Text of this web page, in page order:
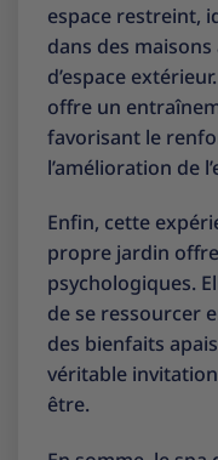
espace restreint,
dans des
d’espace
offre un
favorisant le
l’amélioration de
Enfin, cette
propre jardin
psychologiques.
de se ressourcer
des bienfaits
véritable
être.